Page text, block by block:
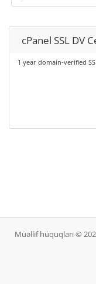
cPanel SSL DV
1 year domain-verified
Müəllif hüquqları ©